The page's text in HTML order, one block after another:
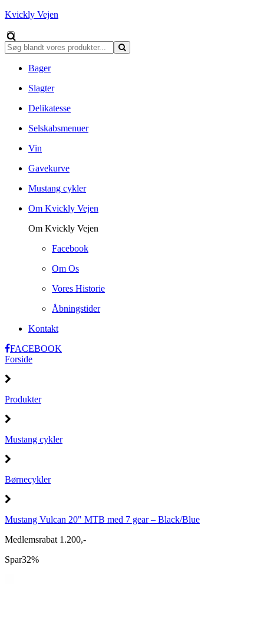
Kvickly Vejen
Bager
Slagter
Delikatesse
Selskabsmenuer
Vin
Gavekurve
Mustang cykler
Om Kvickly Vejen
Om Kvickly Vejen
Facebook
Om Os
Vores Historie
Åbningstider
Kontakt
FACEBOOK
Forside
Produkter
Mustang cykler
Børnecykler
Mustang Vulcan 20" MTB med 7 gear – Black/Blue
Medlemsrabat 1.200,-
Spar32%